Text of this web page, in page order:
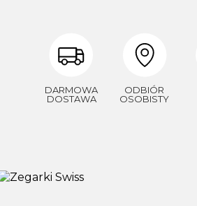
DARMOWA
DOSTAWA
ODBIÓR
OSOBISTY